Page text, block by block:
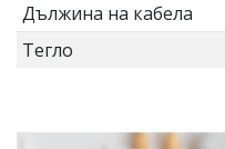
Дължина на кабела
Тегло